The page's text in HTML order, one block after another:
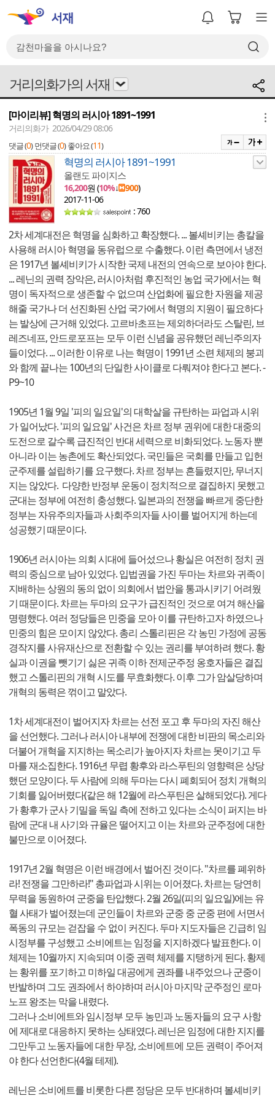
거리의화가의 서재
[마이리뷰] 혁명의 러시아 1891~1991
거리의화가 2026/04/29 08:06
댓글 (0) 먼댓글 (0) 좋아요 (11)
혁명의 러시아 1891~1991
올랜도 파이지스
16,200원 (10%↓ 900)
2017-11-06
: 760
2차 세계대전은 혁명을 심화하고 확장했다. ... 볼셰비키는 총칼을
사용해 러시아 혁명을 동유럽으로 수출했다. 이런 측면에서 냉전
은 1917년 볼셰비키가 시작한 국제 내전의 연속으로 보아야 한다.
... 레닌의 권력 장악은, 러시아처럼 후진적인 농업 국가에서는 혁
명이 독자적으로 생존할 수 없으며 산업화에 필요한 자원을 제공
해줄 국가나 더 선진화된 산업 국가에서 혁명의 지원이 필요하다
는 발상에 근거해 있었다. 고르바초프는 제외하더라도 스탈린, 브
레즈네프, 안드로포프는 모두 이런 신념을 공유했던 레닌주의자
들이었다. ... 이러한 이유로 나는 혁명이 1991년 소련 체제의 붕괴
와 함께 끝나는 100년의 단일한 사이클로 다뤄져야 한다고 본다. -
P9~10
1905년 1월 9일 '피의 일요일'의 대학살을 규탄하는 파업과 시위
가 일어났다. '피의 일요일' 사건은 차르 정부 권위에 대한 대중의
도전으로 갈수록 급진적인 반대 세력으로 비화되었다. 노동자 뿐
아니라 이는 농촌에도 확산되었다. 국민들은 국회를 만들고 입헌
군주제를 설립하기를 요구했다. 차르 정부는 흔들렸지만, 무너지
지는 않았다. 다양한 반정부 운동이 정치적으로 결집하지 못했고
군대는 정부에 여전히 충성했다. 일본과의 전쟁을 빠르게 중단한
정부는 자유주의자들과 사회주의자들 사이를 벌어지게 하는데
성공했기 때문이다.
1906년 러시아는 의회 시대에 들어섰으나 황실은 여전히 정치 권
력의 중심으로 남아 있었다. 입법권을 가진 두마는 차르와 귀족이
지배하는 상원의 동의 없이 의회에서 법안을 통과시키기 어려웠
기 때문이다. 차르는 두마의 요구가 급진적인 것으로 여겨 해산을
명령했다. 여러 정당들은 민중을 모아 이를 규탄하고자 하였으나
민중의 힘은 모이지 않았다. 총리 스톨리핀은 각 농민 가정에 공동
경작지를 사유재산으로 전환할 수 있는 권리를 부여하려 했다. 황
실과 이권을 뺏기기 싫은 귀족 이하 전제군주정 옹호자들은 결집
했고 스톨리핀의 개혁 시도를 무효화했다. 이후 그가 암살당하며
개혁의 동력은 꺾이고 말았다.
1차 세계대전이 벌어지자 차르는 선전 포고 후 두마의 자진 해산
을 선언했다. 그러나 러시아 내부에 전쟁에 대한 비판의 목소리와
더불어 개혁을 지지하는 목소리가 높아지자 차르는 못이기고 두
마를 재소집한다. 1916년 무렵 황후와 라스푸틴의 영향력은 상당
했던 모양이다. 두 사람에 의해 두마는 다시 폐회되어 정치 개혁의
기회를 잃어버렸다(같은 해 12월에 라스푸틴은 살해되었다). 게다
가 황후가 군사 기밀을 독일 측에 전하고 있다는 소식이 퍼지는 바
람에 군대 내 사기와 규율은 떨어지고 이는 차르와 군주정에 대한
불만으로 이어졌다.
1917년 2월 혁명은 이런 배경에서 벌어진 것이다. "차르를 폐위하
라! 전쟁을 그만하라!" 총파업과 시위는 이어졌다. 차르는 당연히
무력을 동원하여 군중을 탄압했다. 2월 26일(피의 일요일)에는 유
혈 사태가 벌어졌는데 군인들이 차르와 군중 중 군중 편에 서면서
폭동의 규모는 걷잡을 수 없이 커진다. 두마 지도자들은 긴급히 임
시정부를 구성했고 소비에트는 임정을 지지하겠다 발표한다. 이
체제는 10월까지 지속되며 이중 권력 체제를 지탱하게 된다. 황제
는 황위를 포기하고 미하일 대공에게 권좌를 내주었으나 군중이
반발하며 그도 권좌에서 하야하며 러시아 마지막 군주정인 로마
노프 왕조는 막을 내렸다.
그러나 소비에트와 임시정부 모두 농민과 노동자들의 요구 사항
에 제대로 대응하지 못하는 상태였다. 레닌은 임정에 대한 지지를
그만두고 노동자들에 대한 무장, 소비에트에 모든 권력이 주어져
야 한다 선언한다(4월 테제).
레닌은 소비에트를 비롯한 다른 정당은 모두 반대하며 볼셰비키